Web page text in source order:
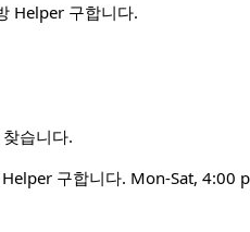
Helper 구합니다.
습니다.
구합니다. Mon-Sat, 4:00